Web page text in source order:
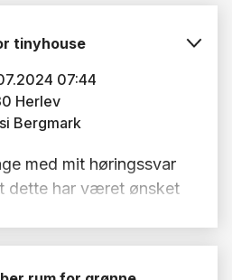
tinyhouse
07:44
Herlev
Bergmark
med mit høringssvar
dette har været ønsket